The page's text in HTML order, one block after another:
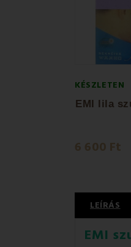
KÉSZLETEN
EMI lila
6 600 Ft
LEÍRÁS
EMI